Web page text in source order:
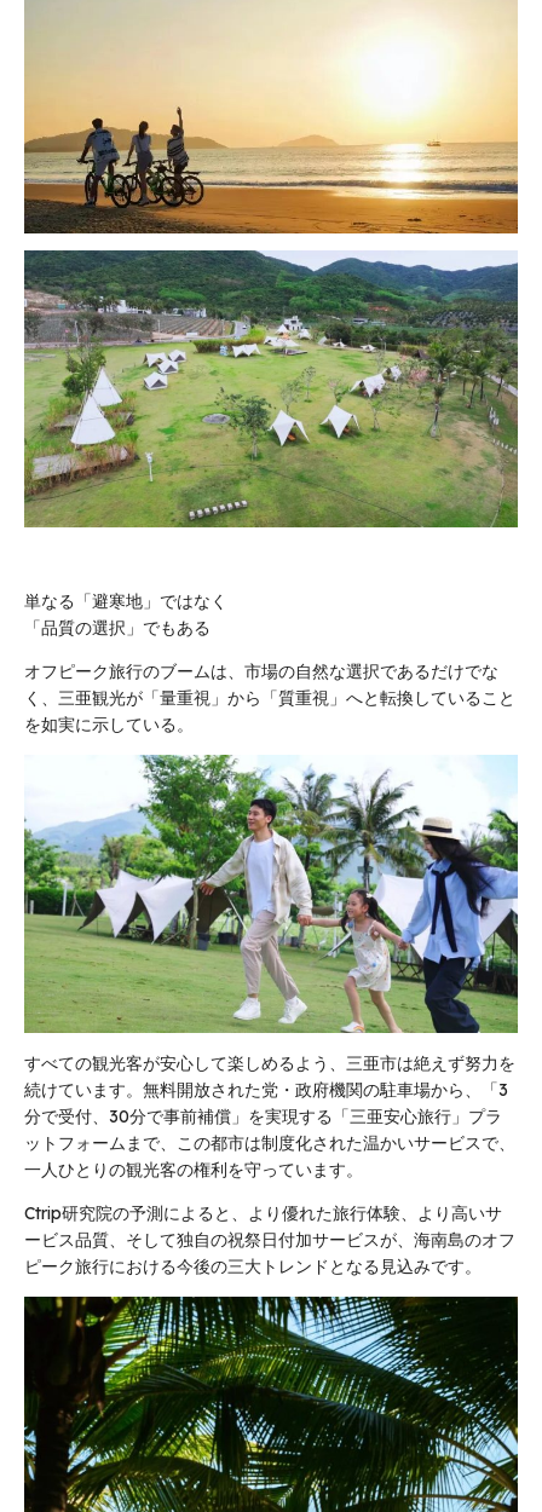
単なる「避寒地」ではなく
「品質の選択」でもある
オフピーク旅行のブームは、市場の自然な選択であるだけでな
く、三亜観光が「量重視」から「質重視」へと転換していること
を如実に示している。
すべての観光客が安心して楽しめるよう、三亜市は絶えず努力を
続けています。無料開放された党・政府機関の駐車場から、「3
分で受付、30分で事前補償」を実現する「三亜安心旅行」プラ
ットフォームまで、この都市は制度化された温かいサービスで、
一人ひとりの観光客の権利を守っています。
Ctrip研究院の予測によると、より優れた旅行体験、より高いサ
ービス品質、そして独自の祝祭日付加サービスが、海南島のオフ
ピーク旅行における今後の三大トレンドとなる見込みです。